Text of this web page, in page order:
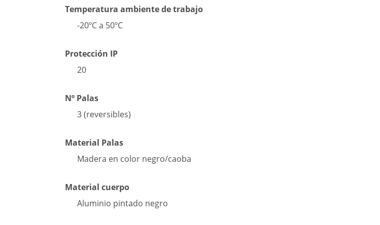
Temperatura ambiente de trabajo
-20ºC a 50ºC
Protección IP
20
Nº Palas
3 (reversibles)
Material Palas
Madera en color negro/caoba
Material cuerpo
Aluminio pintado negro